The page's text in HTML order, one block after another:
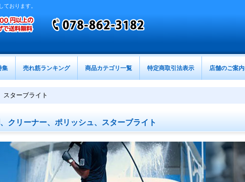
ております。
集 売れ筋ランキング 商品カテゴリ一覧 特定商取引法表示 店舗のご案内
スターブライト
クリーナー、ポリッシュ、スターブライト